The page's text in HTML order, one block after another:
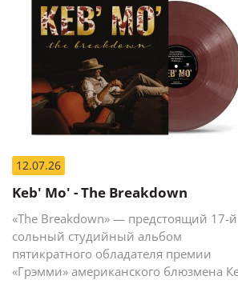
12.07.26
Keb' Mo' - The Breakdown
«The Breakdown» — предстоящий 17-й
сольный студийный альбом
пятикратного обладателя премии
«Грэмми» американского блюзмена